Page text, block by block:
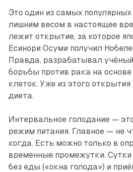
Это один из самых
лишним весом в настоящее
лежит открытие, за которое
Есинори Осуми получил
Правда, разрабатывал
борьбы против рака на
клеток. Уже из этого
диета.
Интервальное голодание —
режим питания. Главное — не
когда. Есть можно только в
временные промежутки.
без еды («окна голода») и